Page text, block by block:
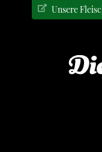
Hauptnavigation
Seitenspalte
Unsere